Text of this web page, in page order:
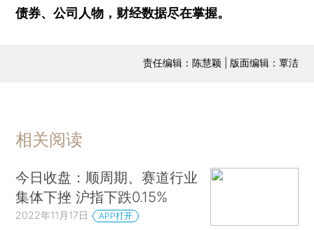
债券、公司人物，财经数据尽在掌握。
责任编辑：陈慧颖 | 版面编辑：覃洁
相关阅读
今日收盘：顺周期、赛道行业
集体下挫 沪指下跌0.15%
2022年11月17日 APP打开